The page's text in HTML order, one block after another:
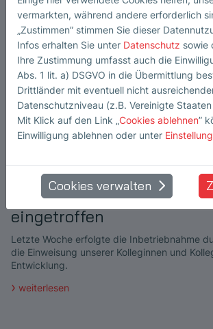
Neue Tauchtechnikanlage
eingetroffen
Letzte Woche erfolgte die Inbetriebnahme
die Einweisung unserer Kolleginnen und
Entwicklung.
weiterlesen
vermarkten, während andere erforderlich
„Zustimmen” stimmen Sie dieser
Infos erhalten Sie unter Datenschutz sowie
Ihre Zustimmung umfasst auch die
Abs. 1 lit. a) DSGVO in die Übermittlung
Drittländer mit eventuell nicht
Datenschutzniveau (z.B. Vereinigte
Mit Klick auf den Link „Cookies ablehnen”
Einwilligung ablehnen oder unter
Cookies verwalten